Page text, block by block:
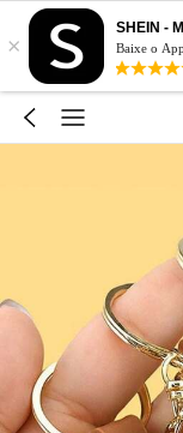
×
SHEIN -
Baixe o